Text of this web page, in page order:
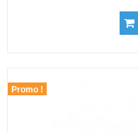
Promo !